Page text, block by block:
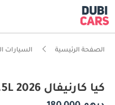
الصفحة الرئيسية السيارات
كيا كارنيفال GDI EX 3.5L 2026